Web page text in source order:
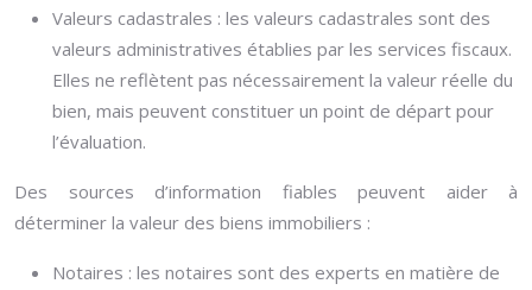
Valeurs cadastrales : les valeurs cadastrales sont des
valeurs administratives établies par les services fiscaux.
Elles ne reflètent pas nécessairement la valeur réelle du
bien, mais peuvent constituer un point de départ pour
l’évaluation.
Des sources d’information fiables peuvent aider à
déterminer la valeur des biens immobiliers :
Notaires : les notaires sont des experts en matière de